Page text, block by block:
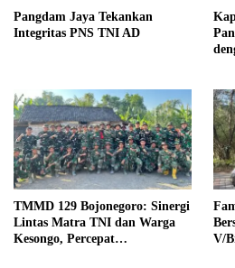
Pangdam Jaya Tekankan
Integritas PNS TNI AD
TMMD 129 Bojonegoro: Sinergi
Lintas Matra TNI dan Warga
Kesongo, Percepat
V/